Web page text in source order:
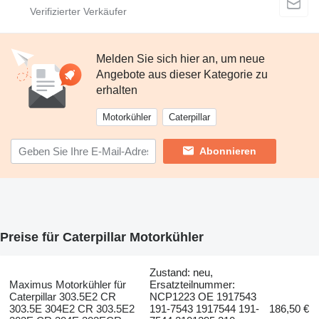
Melden Sie sich hier an, um neue
Angebote aus dieser Kategorie zu
erhalten
Motorkühler Caterpillar
Abonnieren
Preise für Caterpillar Motorkühler
Maximus Motorkühler für
Caterpillar 303.5E2 CR
303.5E 304E2 CR 303.5E2
Zustand: neu,
Ersatzteilnummer:
NCP1223 OE 1917543
191-7543 1917544 191-
186,50 €